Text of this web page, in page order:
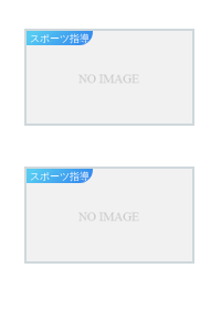
スポーツ指導
スポーツ指導